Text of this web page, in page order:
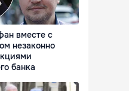
вместе с
незаконно
банка